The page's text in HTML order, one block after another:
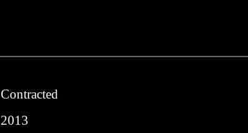
Contracted
2013